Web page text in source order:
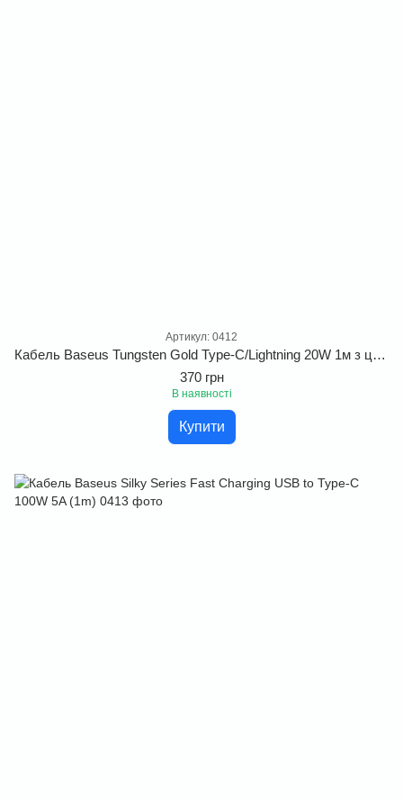
Артикул: 0412
Кабель Baseus Tungsten Gold Type-C/Lightning 20W 1м з цинковими конекторами для швидкої зарядки iPhone
370 грн
В наявності
Купити